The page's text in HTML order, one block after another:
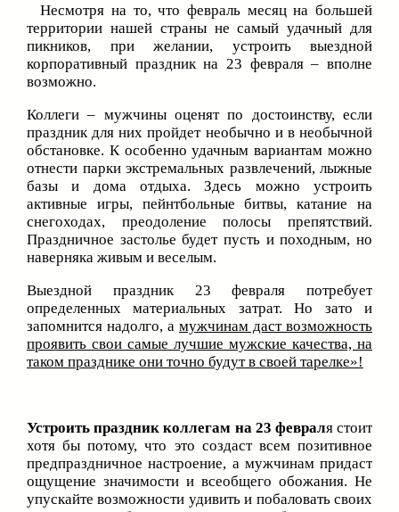
Несмотря на то, что февраль месяц на большей
территории нашей страны не самый удачный для
пикников, при желании, устроить выездной
корпоративный праздник на 23 февраля – вполне
возможно.
Коллеги – мужчины оценят по достоинству, если
праздник для них пройдет необычно и в необычной
обстановке. К особенно удачным вариантам можно
отнести парки экстремальных развлечений, лыжные
базы и дома отдыха. Здесь можно устроить
активные игры, пейнтбольные битвы, катание на
снегоходах, преодоление полосы препятствий.
Праздничное застолье будет пусть и походным, но
наверняка живым и веселым.
Выездной праздник 23 февраля потребует
определенных материальных затрат. Но зато и
запомнится надолго, а мужчинам даст возможность
проявить свои самые лучшие мужские качества, на
таком празднике они точно будут в своей тарелке»!
Устроить праздник коллегам на 23 февраля стоит
хотя бы потому, что это создаст всем позитивное
предпраздничное настроение, а мужчинам придаст
ощущение значимости и всеобщего обожания. Не
упускайте возможности удивить и побаловать своих